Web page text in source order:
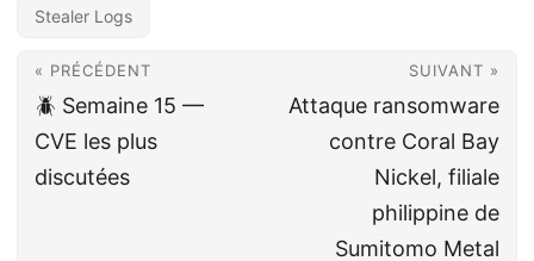
Stealer Logs
« PRÉCÉDENT
🪲 Semaine 15 —
CVE les plus
discutées
SUIVANT »
Attaque ransomware
contre Coral Bay
Nickel, filiale
philippine de
Sumitomo Metal